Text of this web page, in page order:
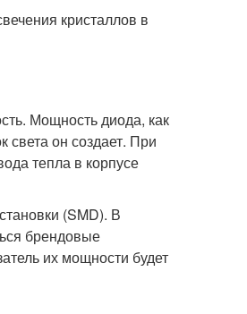
кристаллов в
Мощность диода, как
света он создает. При
тепла в корпусе
(SMD). В
брендовые
их мощности будет